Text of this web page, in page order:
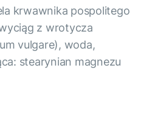
krwawnika pospolitego
z wrotycza
vulgare), woda,
stearynian magnezu